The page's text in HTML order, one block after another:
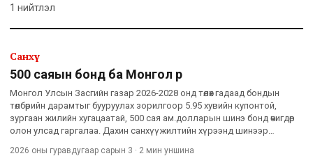
1 нийтлэл
Санхүү
500 саяын бонд ба Монгол өр
Монгол Улсын Засгийн газар 2026-2028 онд төлөх гадаад бондын
төлбөрийн дарамтыг бууруулах зорилгоор 5.95 хувийн купонтой,
зургаан жилийн хугацаатай, 500 сая ам.долларын шинэ бонд өчигдөр
олон улсад гаргалаа. Дахин санхүүжилтийн хүрээнд шинээр
2026 оны гуравдугаар сарын 3 · 2 мин уншина